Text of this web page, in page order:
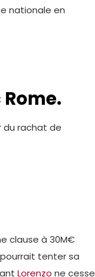
nationale en
du rachat de
clause à 30M€
pourrait tenter sa
Lorenzo ne cesse